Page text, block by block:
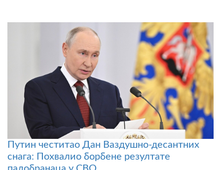
Путин честитао Дан Ваздушно-десантних
снага: Похвалио борбене резултате